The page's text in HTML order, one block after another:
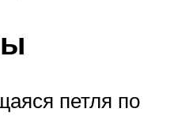
петля по